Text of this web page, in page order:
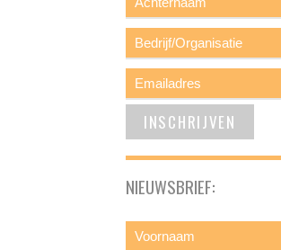
NIEUWSBRIEF: